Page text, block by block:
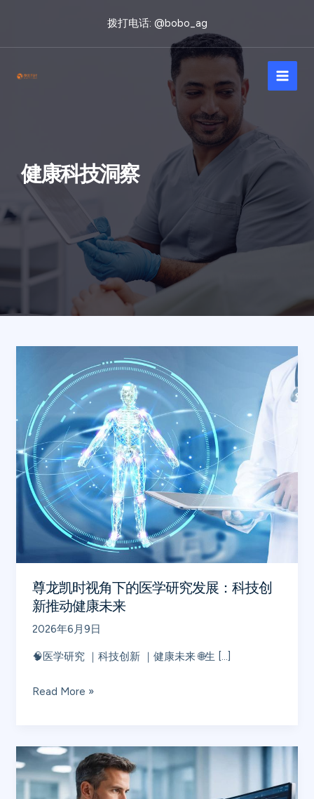
内
拨打电话: @bobo_ag
Main
Menu
健康科技洞察
尊龙凯时视角下的医学研究发展：科技创
新推动健康未来
2026年6月9日
🧠医学研究 ｜科技创新 ｜健康未来 🌐生 […]
时
视
角
下
的
医
学
究
发
展：
创
推
康
未
Read More »
尊
龙